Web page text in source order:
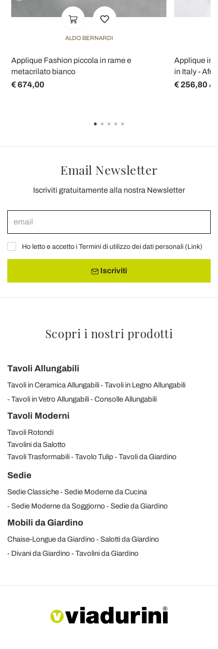
ALDO BERNARDI
Applique Fashion piccola in rame e
metacrilato bianco
€ 674,00
Applique in
in Italy -
€ 256,80 €
Email Newsletter
Iscriviti gratuitamente alla nostra Newsletter
Ho letto e accetto i Termini di utilizzo dei dati personali (Link)
Iscriviti
Scopri i nostri prodotti
Tavoli Allungabili
Tavoli in Ceramica Allungabili
Tavoli in Legno Allungabili
Tavoli in Vetro Allungabili
Consolle Allungabili
Tavoli Moderni
Tavoli Rotondi
Tavolini da Salotto
Tavoli Trasformabili
Tavolo Tulip Tavoli da Giardino
Sedie
Sedie Classiche
Sedie Moderne da Cucina
Sedie Moderne da Soggiorno
Sedie da Giardino
Mobili da Giardino
Chaise-Longue da Giardino
Salotti da Giardino
Divani da Giardino
Tavolini da Giardino